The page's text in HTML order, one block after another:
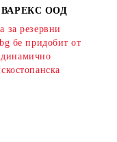
ВАРЕКС ООД
за резервни
бе придобит от